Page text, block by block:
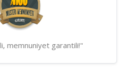
memnuniyet garantili!"